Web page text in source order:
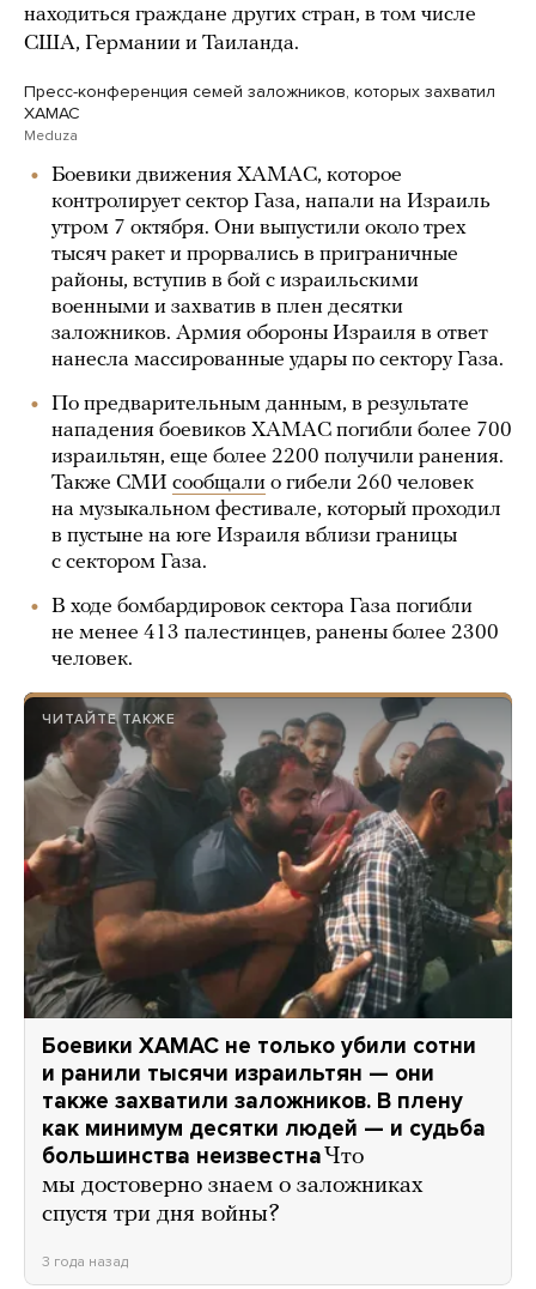
находиться граждане других стран, в том числе
США, Германии и Таиланда.
Пресс-конференция семей заложников, которых захватил
ХАМАС
Meduza
Боевики движения ХАМАС, которое
контролирует сектор Газа, напали на Израиль
утром 7 октября. Они выпустили около трех
тысяч ракет и прорвались в приграничные
районы, вступив в бой с израильскими
военными и захватив в плен десятки
заложников. Армия обороны Израиля в ответ
нанесла массированные удары по сектору Газа.
По предварительным данным, в результате
нападения боевиков ХАМАС погибли более 700
израильтян, еще более 2200 получили ранения.
Также СМИ сообщали о гибели 260 человек
на музыкальном фестивале, который проходил
в пустыне на юге Израиля вблизи границы
с сектором Газа.
В ходе бомбардировок сектора Газа погибли
не менее 413 палестинцев, ранены более 2300
человек.
ЧИТАЙТЕ ТАКЖЕ
Боевики ХАМАС не только убили сотни
и ранили тысячи израильтян — они
также захватили заложников. В плену
как минимум десятки людей — и судьба
большинства неизвестна Что
мы достоверно знаем о заложниках
спустя три дня войны?
3 года назад